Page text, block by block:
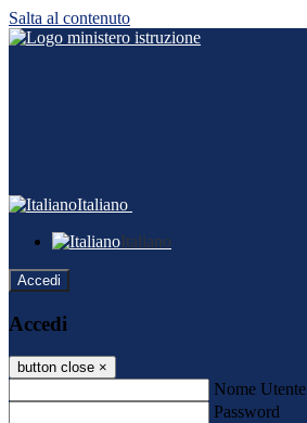
Salta al contenuto
Italiano
Italiano
Accedi
Accedi
button close ×
Nome Utente
Password